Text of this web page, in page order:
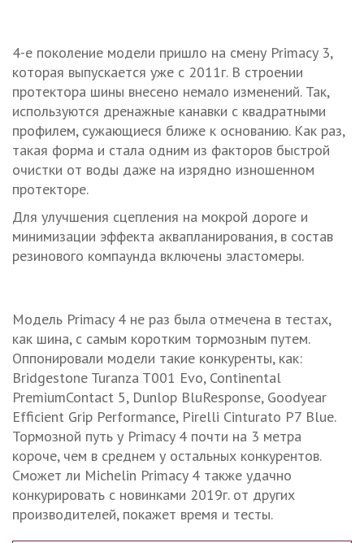
4-е поколение модели пришло на смену Primacy 3,
которая выпускается уже с 2011г. В строении
протектора шины внесено немало изменений. Так,
используются дренажные канавки с квадратными
профилем, сужающиеся ближе к основанию. Как раз,
такая форма и стала одним из факторов быстрой
очистки от воды даже на изрядно изношенном
протекторе.
Для улучшения сцепления на мокрой дороге и
минимизации эффекта аквапланирования, в состав
резинового компаунда включены эластомеры.
Модель Primacy 4 не раз была отмечена в тестах,
как шина, с самым коротким тормозным путем.
Оппонировали модели такие конкуренты, как:
Bridgestone Turanza T001 Evo, Continental
PremiumContact 5, Dunlop BluResponse, Goodyear
Efficient Grip Performance, Pirelli Cinturato P7 Blue.
Тормозной путь у Primacy 4 почти на 3 метра
короче, чем в среднем у остальных конкурентов.
Сможет ли Michelin Primacy 4 также удачно
конкурировать с новинками 2019г. от других
производителей, покажет время и тесты.